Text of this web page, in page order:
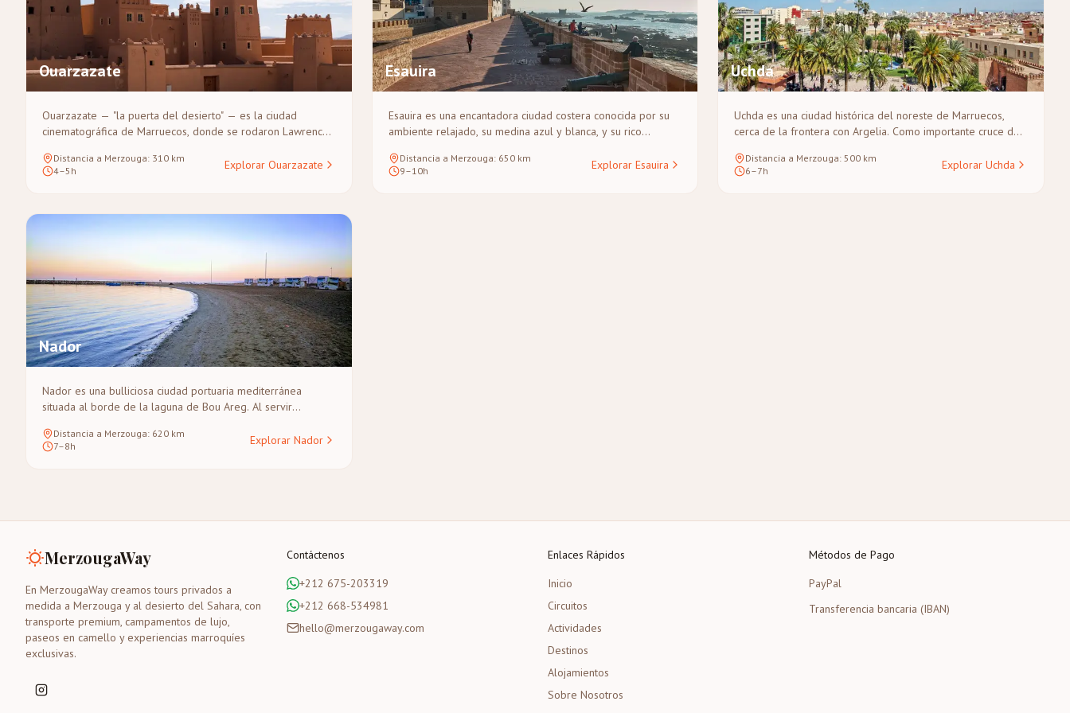
Ouarzazate
Ouarzazate — "la puerta del desierto" — es la ciudad
cinematográfica de Marruecos, donde se rodaron Lawrence
de las montañas del Atlas y el Sahara, es la ciudad más
cercana a Merzouga y una parada ideal para pernoctar en
Distancia a Merzouga: 310 km
4–5h
Explorar Ouarzazate
Esauira
Esauira es una encantadora ciudad costera conocida por su
ambiente relajado, su medina azul y blanca, y su rico
frente al mar, este ventoso puerto es un refugio para
surfistas, artistas y amantes del marisco. Ofrece una
Distancia a Merzouga: 650km
9–10h
Explorar Esauira
Uchda
Uchda es una ciudad histórica del noreste de Marruecos,
cerca de la frontera con Argelia. Como importante cruce de
hermosas puertas, el sereno oasis de Sidi Yahya y un rico
patrimonio cultural andalusí. Ofrece un punto de partida
Distancia a Merzouga:500 km
6–7h
Explorar Uchda
Nador
Nador es una bulliciosa ciudad portuaria mediterránea
situada al borde de la laguna de Bou Areg. Al servir
viajeros que llegan en ferry desde España o a través de su
aeropuerto internacional, cuenta con un pintoresco paseo
Distancia a Merzouga: 620 km
7–8h
Explorar Nador
MerzougaWay
En MerzougaWay creamos tours privados a
medida a Merzouga y al desierto del Sahara, con
transporte premium, campamentos de lujo,
paseos en camello y experiencias marroquíes
exclusivas.
Contáctenos
+212 675-203319
+212 668-534981
hello@merzougaway.com
Enlaces Rápidos
Inicio
Circuitos
Actividades
Destinos
Alojamientos
Sobre Nosotros
Métodos de Pago
PayPal
Transferencia bancaria (IBAN)